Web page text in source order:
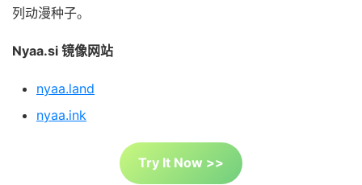
列动漫种子。
Nyaa.si 镜像网站
nyaa.land
nyaa.ink
Try It Now >>